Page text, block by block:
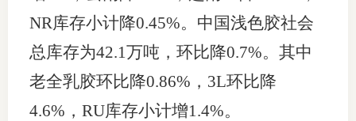
NR库存小计降0.45%。中国浅色胶社会
总库存为42.1万吨，环比降0.7%。其中
老全乳胶环比降0.86%，3L环比降
4.6%，RU库存小计增1.4%。